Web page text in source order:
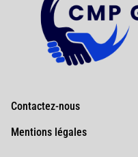
Contactez-nous
Mentions légales